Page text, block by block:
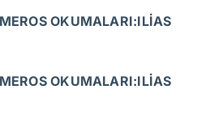
OKUMALARI:ILİAS
OKUMALARI:ILİAS